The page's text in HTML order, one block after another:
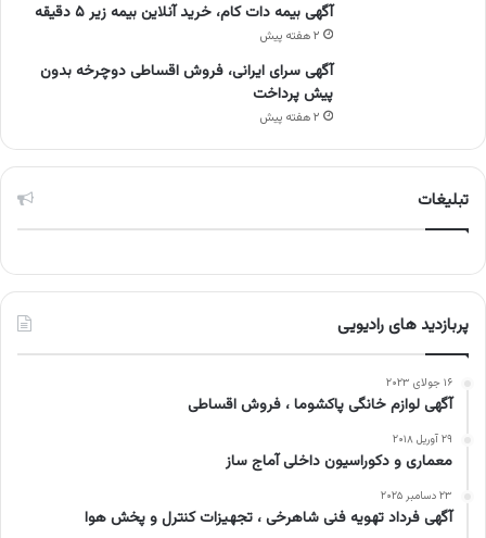
آگهی بیمه دات کام، خرید آنلاین بیمه زیر ۵ دقیقه
۲ هفته پیش
آگهی سرای ایرانی، فروش اقساطی دوچرخه بدون
پیش پرداخت
۲ هفته پیش
تبلیغات
پربازدید های رادیویی
۱۶ جولای ۲۰۲۳
آگهی لوازم خانگی پاکشوما ، فروش اقساطی
۲۹ آوریل ۲۰۱۸
معماری و دکوراسیون داخلی آماج ساز
۲۳ دسامبر ۲۰۲۵
آگهی فرداد تهویه فنی شاهرخی ، تجهیزات کنترل و پخش هوا